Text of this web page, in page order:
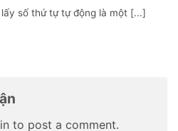
số thứ tự tự động là một [...]
to post a comment.